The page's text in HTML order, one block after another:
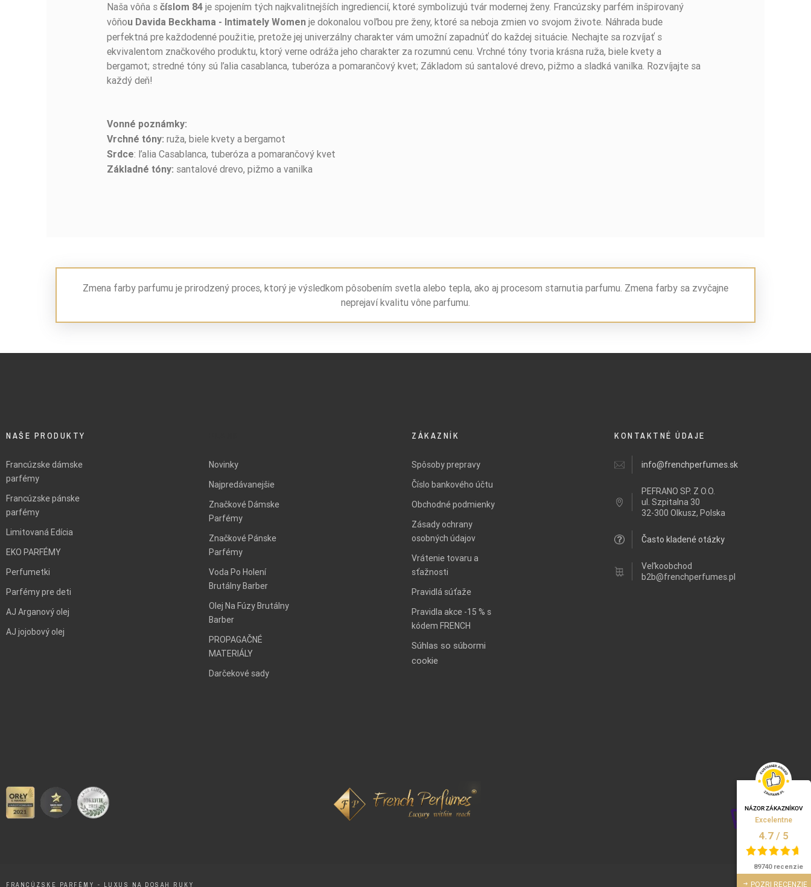
Naša vôňa sčíslom 84 je spojením tých najkvalitnejších ingrediencií, ktoré symbolizujú tvár modernej ženy. Francúzsky parfém inšpirovaný
vôňou Davida Beckhama - Intimately Women je dokonalou voľbou pre ženy, ktoré sa neboja zmien vo svojom živote. Náhrada bude
perfektná pre každodenné použitie, pretože jej univerzálny charakter vám umožní zapadnúť do každej situácie. Nechajte sa rozvíjať s
ekvivalentom značkového produktu, ktorý verne odráža jeho charakter za rozumnú cenu. Vrchné tóny tvoria krásna ruža, biele kvety a
bergamot; stredné tóny sú ľalia casablanca, tuberóza a pomarančový kvet; Základom sú santalové drevo, pižmo a sladká vanilka. Rozvíjajte sa
každý deň!
Vonné poznámky:
Vrchné tóny: ruža, biele kvety a bergamot
Srdce: ľalia Casablanca, tuberóza a pomarančový kvet
Základné tóny: santalové drevo, pižmo a vanilka
Zmena farby parfumu je prirodzený proces, ktorý je výsledkom pôsobením svetla alebo tepla, ako aj procesom starnutia parfumu. Zmena farby sa zvyčajne
neprejaví kvalitu vône parfumu.
NAŠE PRODUKTY
Francúzske dámske
parfémy
Francúzske pánske
parfémy
Limitovaná Edícia
EKO PARFÉMY
Perfumetki
Parfémy pre deti
AJ Arganový olej
AJ jojobový olej
Novinky
Najpredávanejšie
Značkové Dámske
Parfémy
Značkové Pánske
Parfémy
Voda Po Holení
Brutálny Barber
Olej Na Fúzy Brutálny
Barber
PROPAGAČNÉ
MATERIÁLY
Darčekové sady
ZÁKAZNÍK
Spôsoby prepravy
Číslo bankového účtu
Obchodné podmienky
Zásady ochrany
osobných údajov
Vrátenie tovaru a
sťažnosti
Pravidlá súťaže
Pravidla akce -15 % s
kódem FRENCH
Súhlas so súbormi
cookie
KONTAKTNÉ ÚDAJE
info@frenchperfumes.sk
PEFRANO SP. Z O.O.
ul. Szpitalna 30
32-300 Olkusz, Polska
Často kladené otázky
Veľkoobchod
b2b@frenchperfumes.pl
FRANCÚZSKE PARFÉMY - LUXUS NA DOSAH RUKY
NÁZOR ZÁKAZNÍKOV
Excelentne
4.7 / 5
89740 recenzie
POZRI RECENZIE